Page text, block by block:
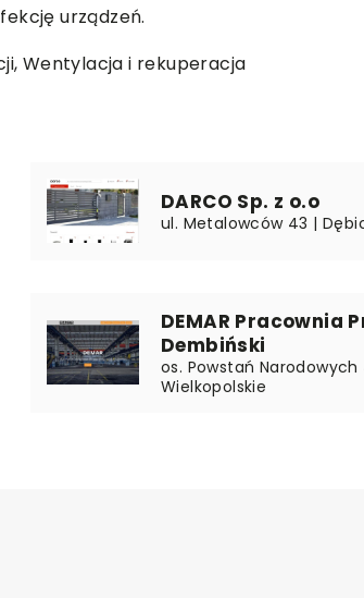
urządzeń.
Wentylacja i rekuperacja
DARCO Sp. z o.o
ul. Metalowców 43 |
DEMAR Pracownia
Dembiński
os. Powstań Narodowych
Wielkopolskie